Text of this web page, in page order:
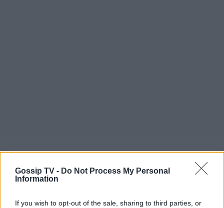
Gossip TV - Do Not Process My Personal
Information
If you wish to opt-out of the sale, sharing to third parties, or